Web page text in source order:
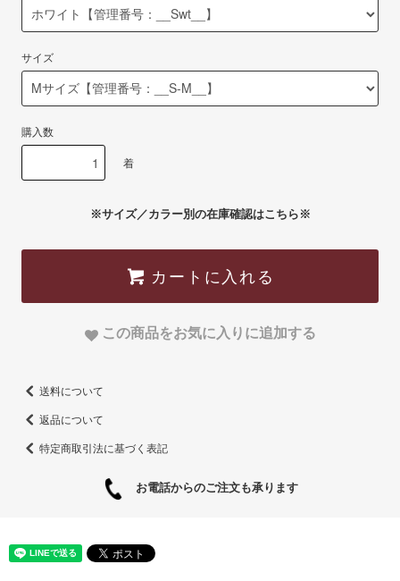
サイズ
購入数
着
※サイズ／カラー別の在庫確認はこちら※
カートに入れる
この商品をお気に入りに追加する
送料について
返品について
特定商取引法に基づく表記
お電話からのご注文も承ります